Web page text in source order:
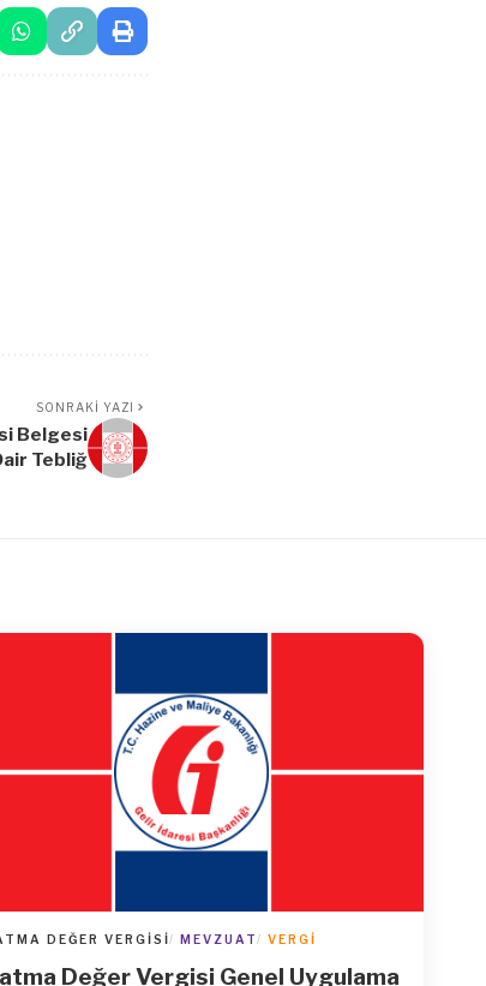
SONRAKI YAZI
Belgesi
Tebliğ
DEĞER VERGISI MEVZUAT VERGI
Değer Vergisi Genel Uygulama